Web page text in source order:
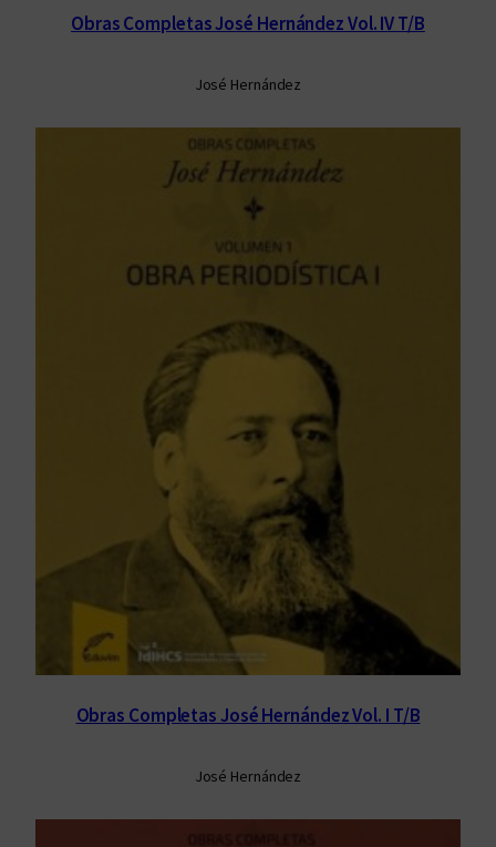
Obras Completas José Hernández Vol. IV T/B
José Hernández
Obras Completas José Hernández Vol. I T/B
José Hernández